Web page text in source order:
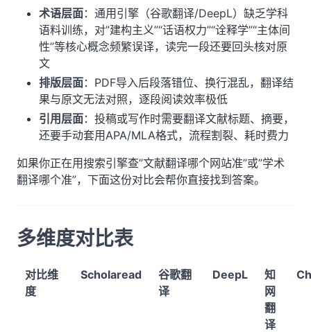
术语层面：通用引擎（谷歌翻译/DeepL）缺乏学科
语料训练，对”建构主义”“话语权力”“诠释学”“主体间
性”等核心概念频繁误译，读完一段还要回头核对原
文
排版层面：PDF导入后段落错位、换行混乱，翻译结
果与原文无法对照，逐段阅读效率极低
引用层面：投稿或写作时需要翻译文献标题、摘要，
还要手动套用APA/MLA格式，流程割裂、耗时费力
如果你正在用搜索引擎查”文献翻译哪个网站准”或”学术
翻译哪个准”，下面这份对比会帮你直接找到答案。
多维度对比表
对比维
度
Scholaread
谷歌翻
译
DeepL
知
网
翻
译